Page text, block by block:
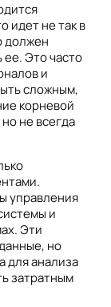
идет не так в
должен
ее. Это часто
и
сложным,
корневой
не всегда
управления
и
Эти
но
для анализа
затратным